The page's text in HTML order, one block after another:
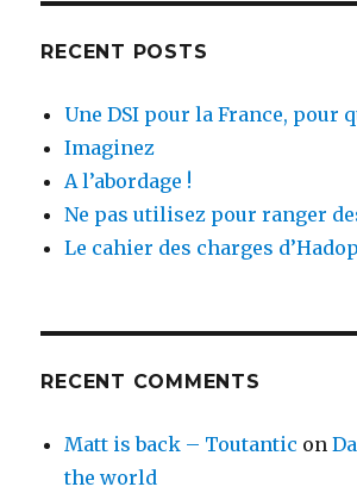
RECENT POSTS
Une DSI pour la France, pour
Imaginez
A l’abordage !
Ne pas utilisez pour ranger
Le cahier des charges
RECENT COMMENTS
Matt is back – Toutantic on
the world